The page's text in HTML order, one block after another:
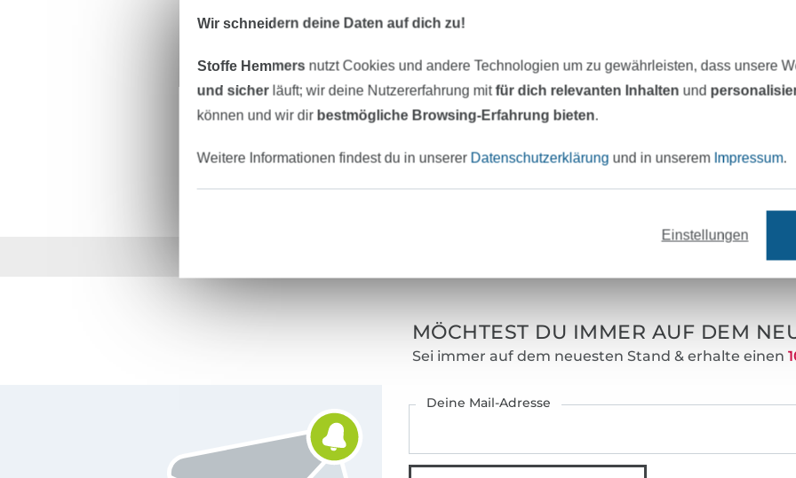
Testinstitut:
Zertifikatsnummer:
Über 80000 zufriedene Kunden
MÖCHTEST DU IMMER AUF DEM
Sei immer auf dem neuesten Stand & erhalte einen
Deine Mail-Adresse
Wir schneidern deine Daten auf dich zu!
Stoffe Hemmers nutzt Cookies und andere Technologien um zu gewährleisten, dass unsere
und sicherläuft; wir deine Nutzererfahrung mitfür dich relevanten Inhalten und
können und wir dir bestmögliche Browsing-Erfahrung bieten.
Weitere Informationen findest du in unserer Datenschutzerklärung und in unserem Impressum.
Einstellungen